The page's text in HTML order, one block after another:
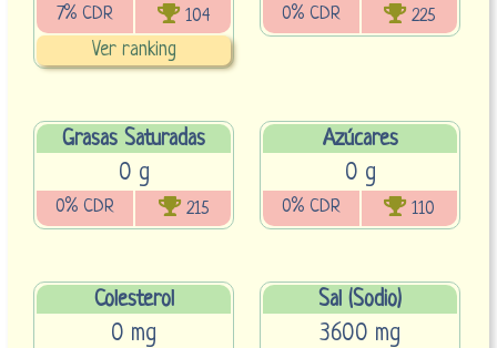
7% CDR 104
Ver ranking
0% CDR 225
Grasas Saturadas
0 g
0% CDR 215
Azúcares
0 g
0% CDR 110
Colesterol
0 mg
Sal (Sodio)
3600 mg